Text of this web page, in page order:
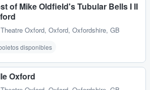
of Mike Oldfield's Tubular Bells I II
Oxford, Oxford, Oxfordshire, GB
disponibles
Oxford